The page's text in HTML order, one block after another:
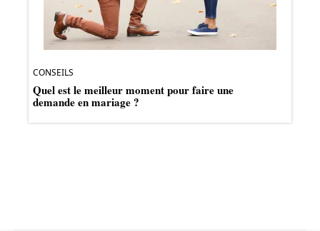
CONSEILS
Quel est le meilleur moment pour faire une
demande en mariage ?